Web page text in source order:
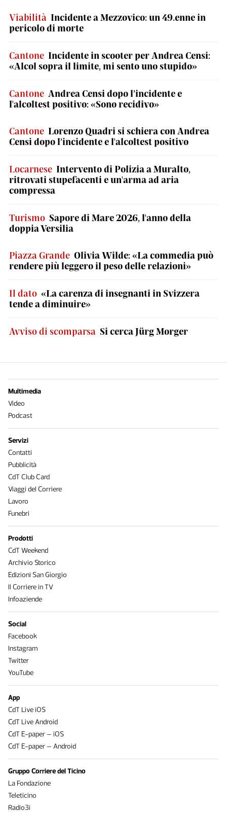
Viabilità Incidente a Mezzovico: un 49.enne in
pericolo di morte
Cantone Incidente in scooter per Andrea Censi:
«Alcol sopra il limite, mi sento uno stupido»
Cantone Andrea Censi dopo l’incidente e
l'alcoltest positivo: «Sono recidivo»
Cantone Lorenzo Quadri si schiera con Andrea
Censi dopo l’incidente e l'alcoltest positivo
Locarnese Intervento di Polizia a Muralto,
ritrovati stupefacenti e un'arma ad aria
compressa
Turismo Sapore di Mare 2026, l'anno della
doppia Versilia
Piazza Grande Olivia Wilde: «La commedia può
rendere più leggero il peso delle relazioni»
Il dato «La carenza di insegnanti in Svizzera
tende a diminuire»
Avviso di scomparsa Si cerca Jürg Morger
Multimedia
Video
Podcast
Servizi
Contatti
Pubblicità
CdT Club Card
Viaggi del Corriere
Lavoro
Funebri
Prodotti
CdT Weekend
Archivio Storico
Edizioni San Giorgio
Il Corriere in TV
Infoaziende
Social
Facebook
Instagram
Twitter
YouTube
App
CdT Live iOS
CdT Live Android
CdT E-paper – iOS
CdT E-paper – Android
Gruppo Corriere del Ticino
La Fondazione
Teleticino
Radio3i